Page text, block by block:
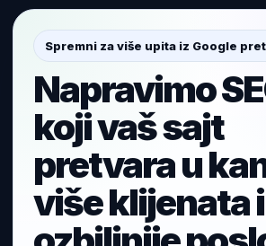
Spremni za više upita iz Google
Napravimo
koji vaš sajt
pretvara u
više klijenata i